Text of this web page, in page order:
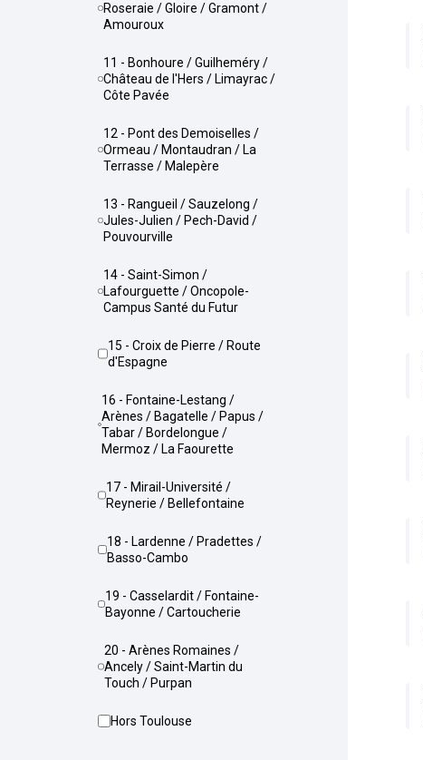
Roseraie / Gloire / Gramont /
Amouroux
11 - Bonhoure / Guilheméry /
Château de l'Hers / Limayrac /
Côte Pavée
12 - Pont des Demoiselles /
Ormeau / Montaudran / La
Terrasse / Malepère
13 - Rangueil / Sauzelong /
Jules-Julien / Pech-David /
Pouvourville
14 - Saint-Simon /
Lafourguette / Oncopole-
Campus Santé du Futur
15 - Croix de Pierre / Route
d'Espagne
16 - Fontaine-Lestang /
Arènes / Bagatelle / Papus /
Tabar / Bordelongue /
Mermoz / La Faourette
17 - Mirail-Université /
Reynerie / Bellefontaine
18 - Lardenne / Pradettes /
Basso-Cambo
19 - Casselardit / Fontaine-
Bayonne / Cartoucherie
20 - Arènes Romaines /
Ancely / Saint-Martin du
Touch / Purpan
Hors Toulouse